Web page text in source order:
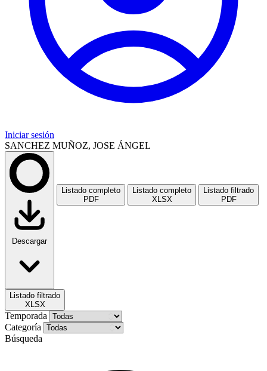
Iniciar sesión
SANCHEZ MUÑOZ, JOSE ÁNGEL
Descargar
Listado completo
PDF
Listado completo
XLSX
Listado filtrado
PDF
Listado filtrado
XLSX
Temporada
Categoría
Búsqueda